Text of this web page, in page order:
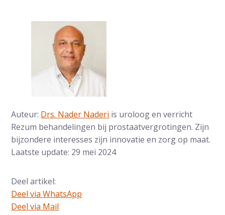
Auteur: Drs. Nader Naderi is uroloog en verricht
Rezum behandelingen bij prostaatvergrotingen. Zijn
bijzondere interesses zijn innovatie en zorg op maat.
Laatste update: 29 mei 2024
Deel artikel:
Deel via WhatsApp
Deel dit via Whatsapp
Deel via Mail